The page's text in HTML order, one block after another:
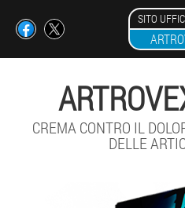
SITO
CREMA CONTRO IL
DELLE